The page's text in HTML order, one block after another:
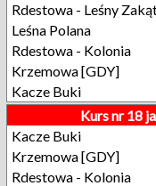
Rdestowa - Leśny
Leśna Polana
Rdestowa - Kolonia
Krzemowa [GDY]
Kacze Buki
Kurs nr 18
Kacze Buki
Krzemowa [GDY]
Rdestowa - Kolonia